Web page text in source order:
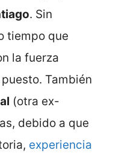
. Sin
tiempo que
la fuerza
También
(otra ex-
debido a que
experiencia